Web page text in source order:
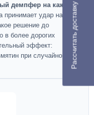
демпфер на каждом
принимает удар на себя:
решение до
в более дорогих
эффект:
при случайном
Рассчитать доставку